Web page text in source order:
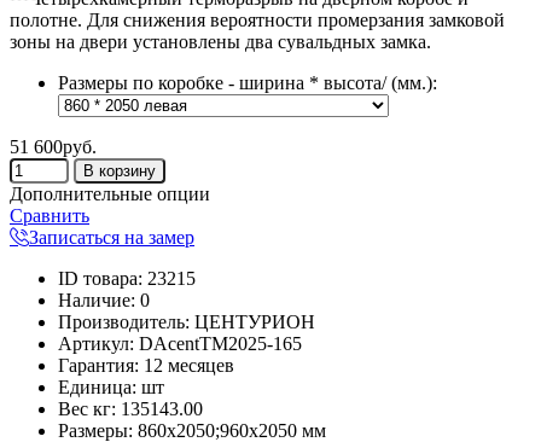
полотне. Для снижения вероятности промерзания замковой
зоны на двери установлены два сувальдных замка.
Размеры по коробке - ширина * высота/ (мм.):
51 600руб.
Дополнительные опции
Сравнить
Записаться на замер
ID товара: 23215
Наличие: 0
Производитель: ЦЕНТУРИОН
Артикул: DAcentTM2025-165
Гарантия: 12 месяцев
Единица: шт
Вес кг: 135143.00
Размеры: 860х2050;960х2050 мм